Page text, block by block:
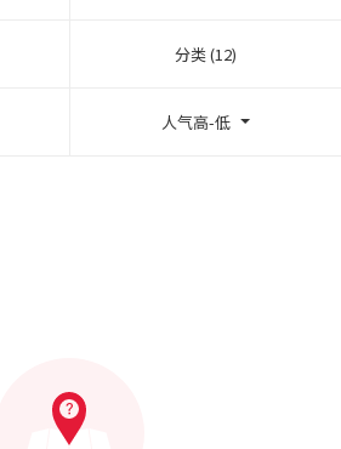
分类 (12)
人气高-低